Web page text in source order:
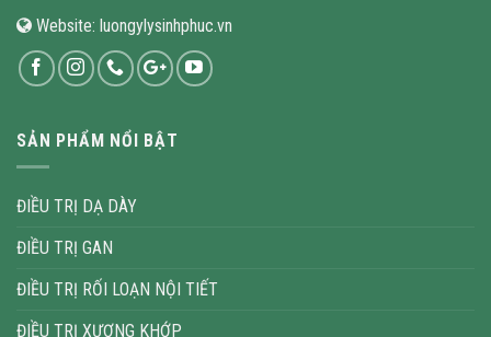
Website: luongylysinhphuc.vn
SẢN PHẨM NỔI BẬT
ĐIỀU TRỊ DẠ DÀY
ĐIỀU TRỊ GAN
ĐIỀU TRỊ RỐI LOẠN NỘI TIẾT
ĐIỀU TRỊ XƯƠNG KHỚP